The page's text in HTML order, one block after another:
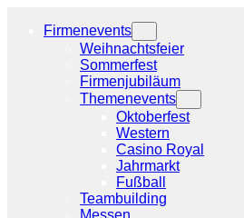
Firmenevents
Weihnachtsfeier
Sommerfest
Firmenjubiläum
Themenevents
Oktoberfest
Western
Casino Royal
Jahrmarkt
Fußball
Teambuilding
Messen